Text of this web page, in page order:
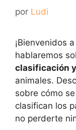
por Ludi
¡Bienvenidos
hablaremos
clasificación
animales.
sobre cómo
clasifican los
no perderte